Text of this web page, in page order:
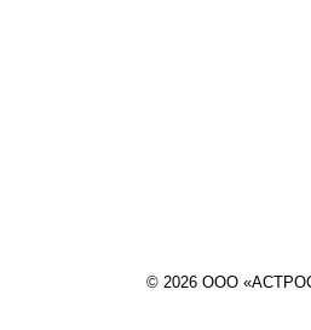
© 2026 ООО